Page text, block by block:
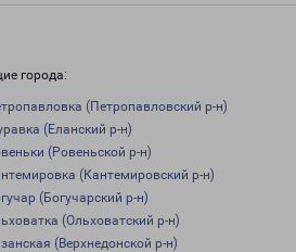
города:
(Петропавловский р-н)
(Еланский р-н)
(Ровеньской р-н)
(Кантемировский р-н)
(Богучарский р-н)
(Ольховатский р-н)
(Верхнедонской р-н)